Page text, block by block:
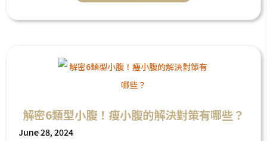
解密6類型小腹！瘦小腹的解決對策有哪些？
June 28, 2024